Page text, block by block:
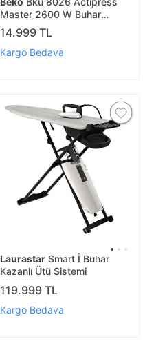
Master 2600 W Buhar
Kazanlı Ütü
14.999 TL
Kargo Bedava
Laurastar Smart İ Buhar
Kazanlı Ütü Sistemi
119.999 TL
Kargo Bedava